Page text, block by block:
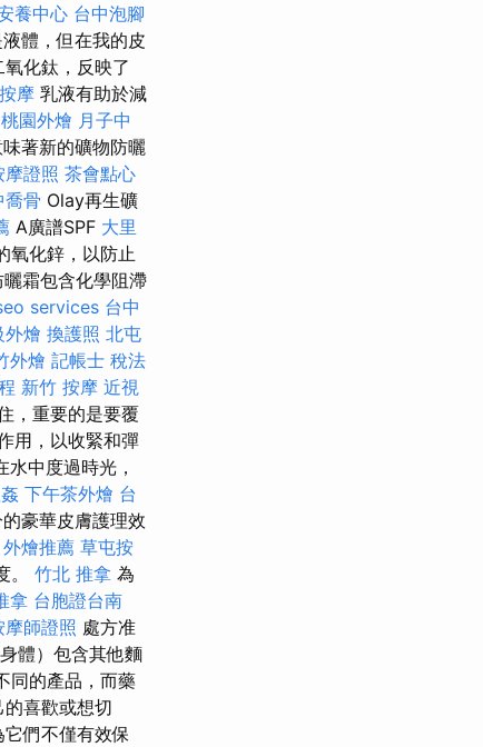
養中心 台中泡腳
體，但在我的皮
化鈦，反映了
摩 乳液有助於減
桃園外燴 月子中
著新的礦物防曬
摩證照 茶會點心
喬骨 Olay再生礦
A廣譜SPF 大里
氧化鋅，以防止
霜包含化學阻滯
services 台中
外燴 換護照 北屯
外燴 記帳士 稅法
新竹 按摩 近視
，重要的是要覆
用，以收緊和彈
中度過時光，
下午茶外燴 台
豪華皮膚護理效
外燴推薦 草屯按
。 竹北 推拿 為
拿 台胞證台南
摩師證照 處方准
體）包含其他麵
同的產品，而藥
喜歡或想切
們不僅有效保